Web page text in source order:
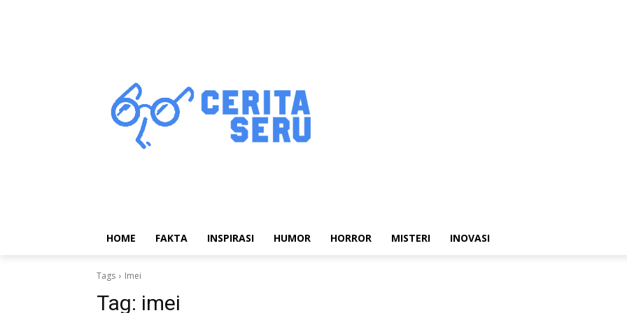
HOME FAKTA INSPIRASI HUMOR HORROR MISTERI INOVASI
Tags Imei
Tag: imei